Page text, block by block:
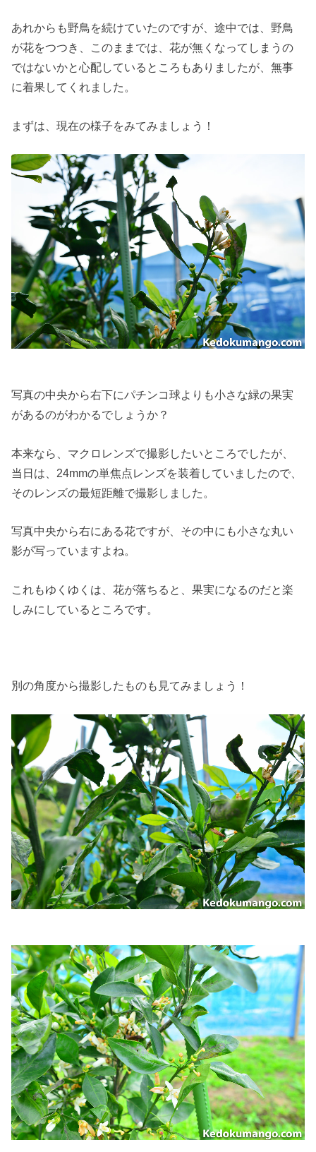
あれからも野鳥を続けていたのですが、途中では、野鳥
が花をつつき、このままでは、花が無くなってしまうの
ではないかと心配しているところもありましたが、無事
に着果してくれました。
まずは、現在の様子をみてみましょう！
写真の中央から右下にパチンコ球よりも小さな緑の果実
があるのがわかるでしょうか？
本来なら、マクロレンズで撮影したいところでしたが、
当日は、24mmの単焦点レンズを装着していましたので、
そのレンズの最短距離で撮影しました。
写真中央から右にある花ですが、その中にも小さな丸い
影が写っていますよね。
これもゆくゆくは、花が落ちると、果実になるのだと楽
しみにしているところです。
別の角度から撮影したものも見てみましょう！